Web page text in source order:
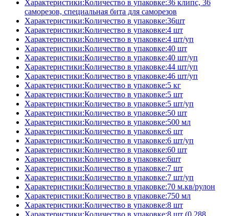
Характеристики:Количество в упаковке:36 клипс, 36
саморезов, специальная бита для саморезов
Характеристики:Количество в упаковке:36шт
Характеристики:Количество в упаковке:4 шт
Характеристики:Количество в упаковке:4 шт/уп
Характеристики:Количество в упаковке:40 шт
Характеристики:Количество в упаковке:40 шт/уп
Характеристики:Количество в упаковке:44 шт/уп
Характеристики:Количество в упаковке:46 шт/уп
Характеристики:Количество в упаковке:5 кг
Характеристики:Количество в упаковке:5 шт
Характеристики:Количество в упаковке:5 шт/уп
Характеристики:Количество в упаковке:50 шт
Характеристики:Количество в упаковке:500 мл
Характеристики:Количество в упаковке:6 шт
Характеристики:Количество в упаковке:6 шт/уп
Характеристики:Количество в упаковке:60 шт
Характеристики:Количество в упаковке:6шт
Характеристики:Количество в упаковке:7 шт
Характеристики:Количество в упаковке:7 шт/уп
Характеристики:Количество в упаковке:70 м.кв/рулон
Характеристики:Количество в упаковке:750 мл
Характеристики:Количество в упаковке:8 шт
Характеристики:Количество в упаковке:8 шт (0,288